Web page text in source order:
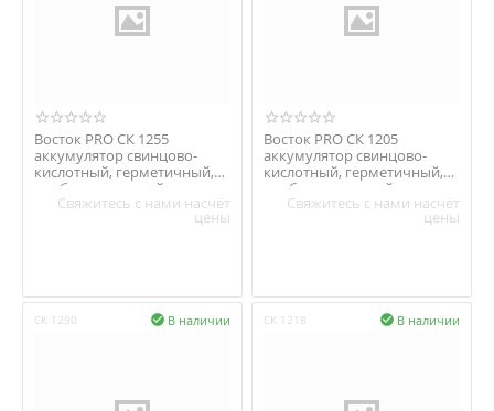
Восток PRO СК 1255
аккумулятор свинцово-
кислотный, герметичный,
необслуживаемый
Свяжитесь с нами насчёт
цены
Восток PRO СК 1205
аккумулятор свинцово-
кислотный, герметичный,
необслуживаемый
Свяжитесь с нами насчёт
цены
СК 1290 В наличии
 СК 1218 В наличии
